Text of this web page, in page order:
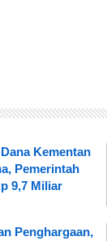
Kementan
Pemerintah
9,7 Miliar
Penghargaan,